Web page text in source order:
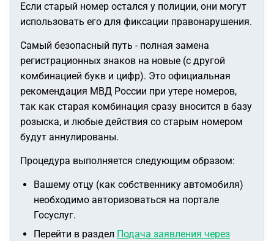
Если старый номер остался у полиции, они могут
использовать его для фиксации правонарушения.
Самый безопасный путь - полная замена
регистрационных знаков на новые (с другой
комбинацией букв и цифр). Это официальная
рекомендация МВД России при утере номеров,
так как старая комбинация сразу вносится в базу
розыска, и любые действия со старым номером
будут аннулированы.
Процедура выполняется следующим образом:
Вашему отцу (как собственнику автомобиля)
необходимо авторизоваться на портале
Госуслуг.
Перейти в раздел Подача заявления через